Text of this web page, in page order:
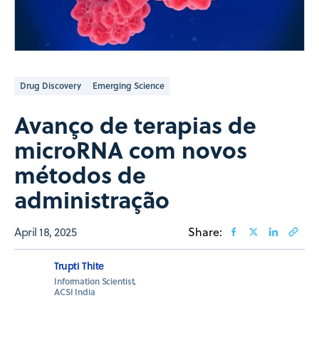
Drug Discovery Emerging Science
Avanço de terapias de
microRNA com novos
métodos de
administração
April 18, 2025 Share:
Trupti Thite
Information Scientist,
ACSI India